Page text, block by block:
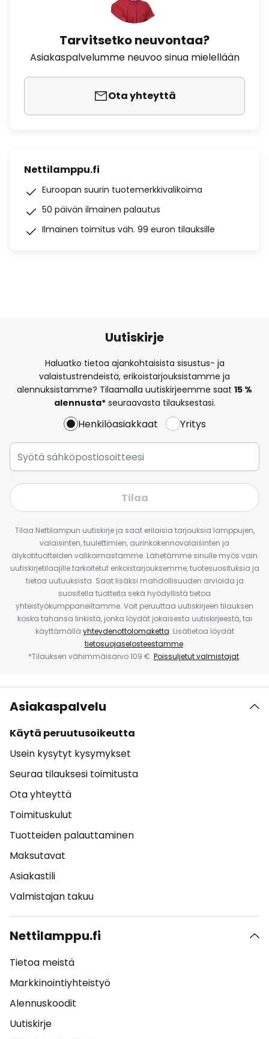
Tarvitsetko neuvontaa?
Asiakaspalvelumme neuvoo sinua mielellään
Ota yhteyttä
Nettilamppu.fi
Euroopan suurin tuotemerkkivalikoima
50 päivän ilmainen palautus
Ilmainen toimitus väh. 99 euron tilauksille
Uutiskirje
Haluatko tietoa ajankohtaisista sisustus- ja
valaistustrendeistä, erikoistarjouksistamme ja
alennuksistamme? Tilaamalla uutiskirjeemme saat 15 %
alennusta*seuraavasta tilauksestasi.
Henkilöasiakkaat Yritys
Tilaa
Tilaa Nettilampun uutiskirje ja saat erilaisia tarjouksia lamppujen,
valaisinten, tuulettimien, aurinkokennovalaisinten ja
älykotituotteiden valikoimastamme. Lähetämme sinulle myös vain
uutiskirjetilaajille tarkoitetut erikoistarjouksemme, tuotesuosituksia ja
tietoa uutuuksista. Saat lisäksi mahdollisuuden arvioida ja
suositella tuotteita sekä hyödyllistä tietoa
yhteistyökumppaneiltamme. Voit peruuttaa uutiskirjeen tilauksen
koska tahansa linkistä, jonka löydät jokaisesta uutiskirjeestä, tai
käyttämällä yhteydenottolomaketta. Lisätietoa löydät
tietosuojaselosteestamme.
*Tilauksen vähimmäisarvo 109 €. Poissuljetut valmistajat.
Asiakaspalvelu
Käytä peruutusoikeutta
Usein kysytyt kysymykset
Seuraa tilauksesi toimitusta
Ota yhteyttä
Toimituskulut
Tuotteiden palauttaminen
Maksutavat
Asiakastili
Valmistajan takuu
Nettilamppu.fi
Tietoa meistä
Markkinointiyhteistyö
Alennuskoodit
Uutiskirje